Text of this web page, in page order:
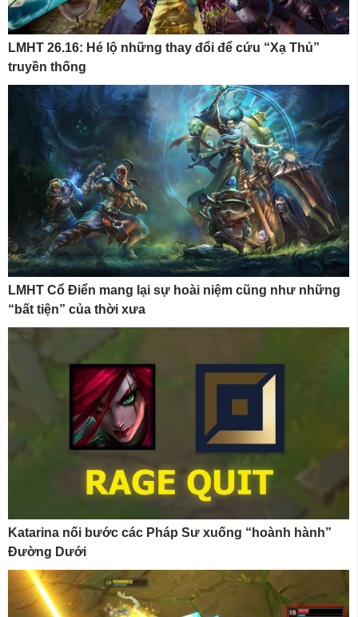
LMHT 26.16: Hé lộ những thay đổi để cứu “Xạ Thủ”
truyền thống
LMHT Cổ Điển mang lại sự hoài niệm cũng như những
“bất tiện” của thời xưa
Katarina nối bước các Pháp Sư xuống “hoành hành”
Đường Dưới